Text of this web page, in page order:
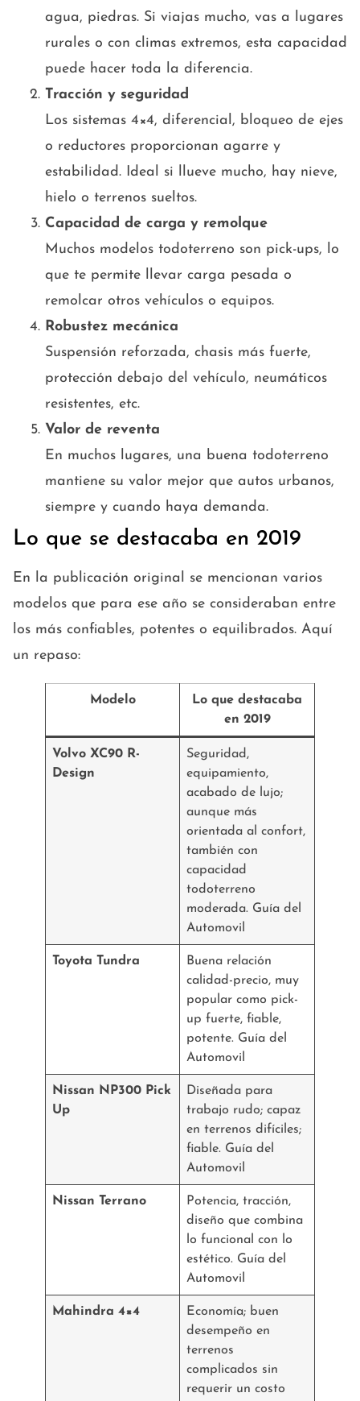
agua, piedras. Si viajas mucho, vas a lugares
rurales o con climas extremos, esta capacidad
puede hacer toda la diferencia.
Tracción y seguridad
Los sistemas 4×4, diferencial, bloqueo de ejes
o reductores proporcionan agarre y
estabilidad. Ideal si llueve mucho, hay nieve,
hielo o terrenos sueltos.
Capacidad de carga y remolque
Muchos modelos todoterreno son pick-ups, lo
que te permite llevar carga pesada o
remolcar otros vehículos o equipos.
Robustez mecánica
Suspensión reforzada, chasis más fuerte,
protección debajo del vehículo, neumáticos
resistentes, etc.
Valor de reventa
En muchos lugares, una buena todoterreno
mantiene su valor mejor que autos urbanos,
siempre y cuando haya demanda.
Lo que se destacaba en 2019
En la publicación original se mencionan varios
modelos que para ese año se consideraban entre
los más confiables, potentes o equilibrados. Aquí
un repaso:
Modelo
Lo que destacaba
en 2019
Volvo XC90 R-
Design
Seguridad,
equipamiento,
acabado de lujo;
aunque más
orientada al confort,
también con
capacidad
todoterreno
moderada. Guía del
Automovil
Toyota Tundra
Buena relación
calidad-precio, muy
popular como pick-
up fuerte, fiable,
potente. Guía del
Automovil
Nissan NP300 Pick
Up
Diseñada para
trabajo rudo; capaz
en terrenos difíciles;
fiable. Guía del
Automovil
Nissan Terrano
Potencia, tracción,
diseño que combina
lo funcional con lo
estético. Guía del
Automovil
Mahindra 4×4
Economía; buen
desempeño en
terrenos
complicados sin
requerir un costo